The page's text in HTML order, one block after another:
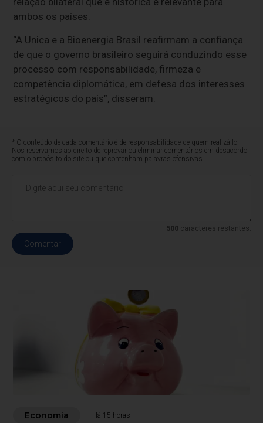
ambos os países.
“A Unica e a Bioenergia Brasil reafirmam a confiança
de que o governo brasileiro seguirá conduzindo esse
processo com responsabilidade, firmeza e
competência diplomática, em defesa dos interesses
estratégicos do país”, disseram.
* O conteúdo de cada comentário é de responsabilidade de quem realizá-lo.
Nos reservamos ao direito de reprovar ou eliminar comentários em desacordo
com o propósito do site ou que contenham palavras ofensivas.
500caracteres restantes.
Comentar
Economia Há 15 horas